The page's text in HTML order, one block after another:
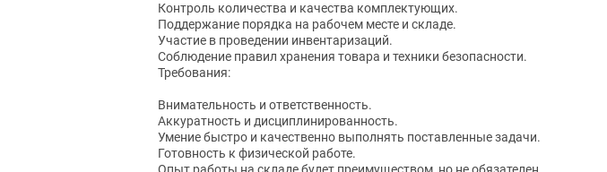
Контроль количества и качества комплектующих.
Поддержание порядка на рабочем месте и складе.
Участие в проведении инвентаризаций.
Соблюдение правил хранения товара и техники безопасности.
Требования:
Внимательность и ответственность.
Аккуратность и дисциплинированность.
Умение быстро и качественно выполнять поставленные задачи.
Готовность к физической работе.